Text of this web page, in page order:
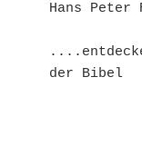
Hans Peter